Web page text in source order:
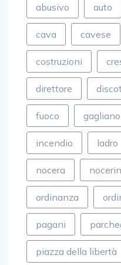
abusivo auto
cava cavese
costruzioni
direttore
fuoco gagliano
incendio ladro
nocera
ordinanza
pagani
piazza della libertà